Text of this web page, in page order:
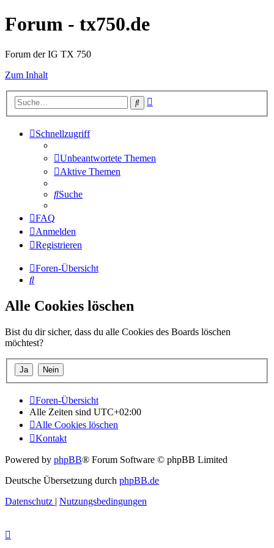
Forum - tx750.de
Forum der IG TX 750
Zum Inhalt
Suche
Schnellzugriff
Unbeantwortete Themen
Aktive Themen
Suche
FAQ
Anmelden
Registrieren
Foren-Übersicht
Suche
Alle Cookies löschen
Bist du dir sicher, dass du alle Cookies des Boards löschen
möchtest?
Foren-Übersicht
Alle Zeiten sind UTC+02:00
Alle Cookies löschen
Kontakt
Powered by phpBB® Forum Software © phpBB Limited
Deutsche Übersetzung durch phpBB.de
Datenschutz | Nutzungsbedingungen